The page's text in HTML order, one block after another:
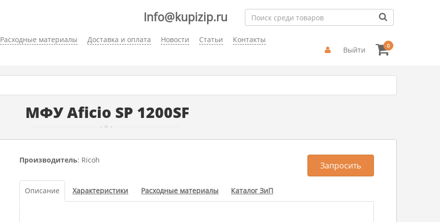
Расходные материалы Доставка и оплата Новости Статьи Контакты
Info@kupizip.ru
Выйти 0
МФУ Aficio SP 1200SF
Производитель: Ricoh
Запросить
Описание Характеристики Расходные материалы Каталог ЗиП